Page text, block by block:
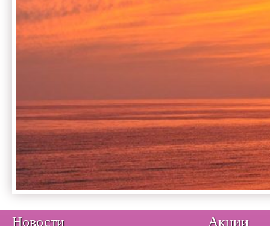
Новости Акции